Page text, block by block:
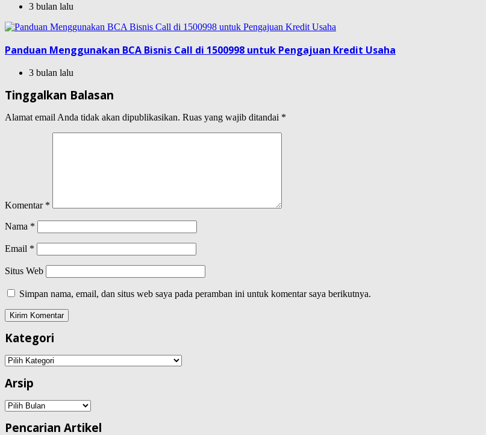
3 bulan lalu
Panduan Menggunakan BCA Bisnis Call di 1500998 untuk Pengajuan Kredit Usaha
3 bulan lalu
Tinggalkan Balasan
Alamat email Anda tidak akan dipublikasikan. Ruas yang wajib ditandai *
Komentar *
Nama *
Email *
Situs Web
Simpan nama, email, dan situs web saya pada peramban ini untuk komentar saya berikutnya.
Kategori
Kategori
Arsip
Arsip
Pencarian Artikel